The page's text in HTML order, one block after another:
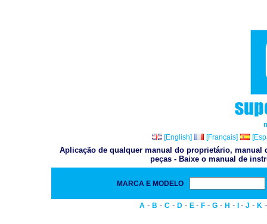
[English]
[Français]
Aplicação de qualquer manual do proprietário,
peças - Baixe o manual de
MARCA E MODELO
A - B - C - D - E - F - G - H - - J - K